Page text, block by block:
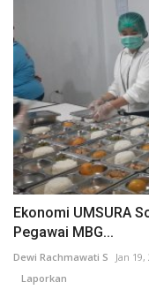
Ekonomi UMSURA
Pegawai MBG...
Dewi Rachmawati S Jan 19,
Laporkan